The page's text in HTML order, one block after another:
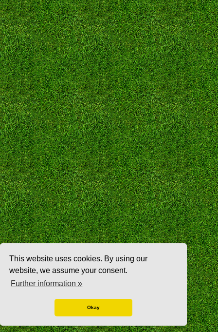
This website uses cookies. By using our
website, we assume your consent.
Further information »
Okay